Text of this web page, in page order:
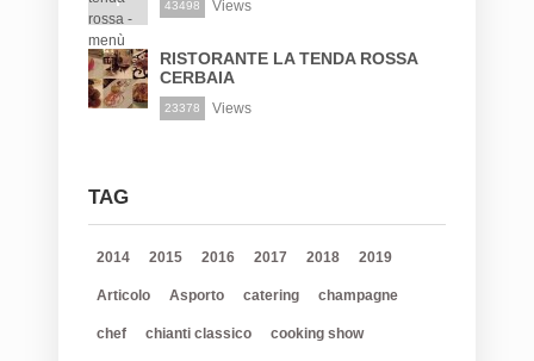
43498 Views
RISTORANTE LA TENDA ROSSA
CERBAIA
23378 Views
TAG
2014 2015 2016 2017 2018 2019
Articolo Asporto catering champagne
chef chianti classico cooking show